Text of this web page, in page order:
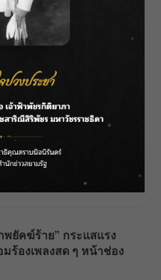
! ใน “ON&OFF”
โกอินเตอร์เปิดตัวแบบ
แรก ‘เจคอบ THE
พยัคฆ์ร้าย” กระแสแรง
มร้องเพลงสด ๆ หน้าช่อง